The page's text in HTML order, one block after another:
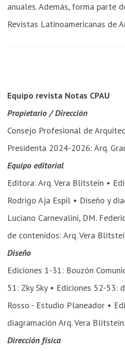
anuales. Además, forma parte
Revistas Latinoamericanas de
Equipo revista Notas CPAU
Propietario / Dirección
Consejo Profesional de
Presidenta 2024-2026: Arq.
Equipo editorial
Editora: Arq. Vera Blitstein •
Rodrigo Aja Espil • Diseño y
Luciano Carnevalini, DM.
de contenidos: Arq. Vera
Diseño
Ediciones 1-31: Bouzón
51: Zky Sky • Ediciones 52-53:
Rosso - Estudio Planeador •
diagramación Arq. Vera Blitstein.
Dirección física